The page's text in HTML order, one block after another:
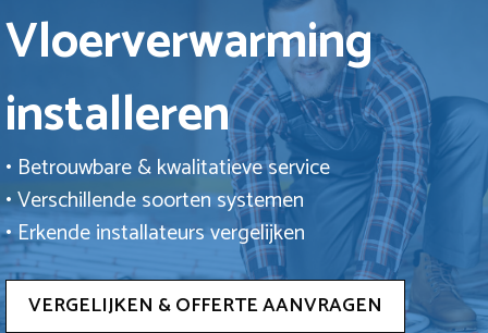
Vloerverwarming
installeren
• Betrouwbare & kwalitatieve service
• Verschillende soorten systemen
• Erkende installateurs vergelijken
VERGELIJKEN & OFFERTE AANVRAGEN